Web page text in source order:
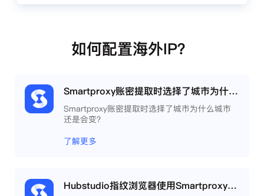
如何配置海外IP？
Smartproxy账密提取时选择了城市为什么城市还是会变？
Smartproxy账密提取时选择了城市为什么城市
还是会变？
了解更多
Hubstudio指纹浏览器使用Smartproxy教程